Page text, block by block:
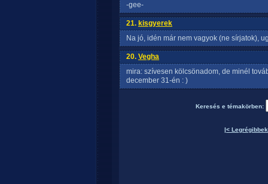
-gee-
21. kisgyerek
Na jó, idén már nem vagyok (ne sírjatok),
20. Vegha
mira: szívesen kölcsönadom, de minél
december 31-én : )
Keresés e témakörben:
|< Legrégibbek